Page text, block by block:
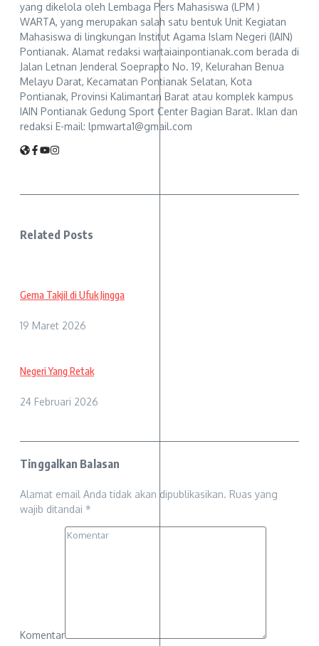
yang dikelola oleh Lembaga Pers Mahasiswa (LPM )
WARTA, yang merupakan salah satu bentuk Unit Kegiatan
Mahasiswa di lingkungan Institut Agama Islam Negeri (IAIN)
Pontianak. Alamat redaksi wartaiainpontianak.com berada di
Jalan Letnan Jenderal Soeprapto No. 19, Kelurahan Benua
Melayu Darat, Kecamatan Pontianak Selatan, Kota
Pontianak, Provinsi Kalimantan Barat atau komplek kampus
IAIN Pontianak Gedung Sport Center Bagian Barat. Iklan dan
redaksi E-mail: lpmwarta1@gmail.com
Related Posts
Gema Takjil di Ufuk Jingga
19 Maret 2026
Negeri Yang Retak
24 Februari 2026
Tinggalkan Balasan
Alamat email Anda tidak akan dipublikasikan. Ruas yang
wajib ditandai *
Komentar